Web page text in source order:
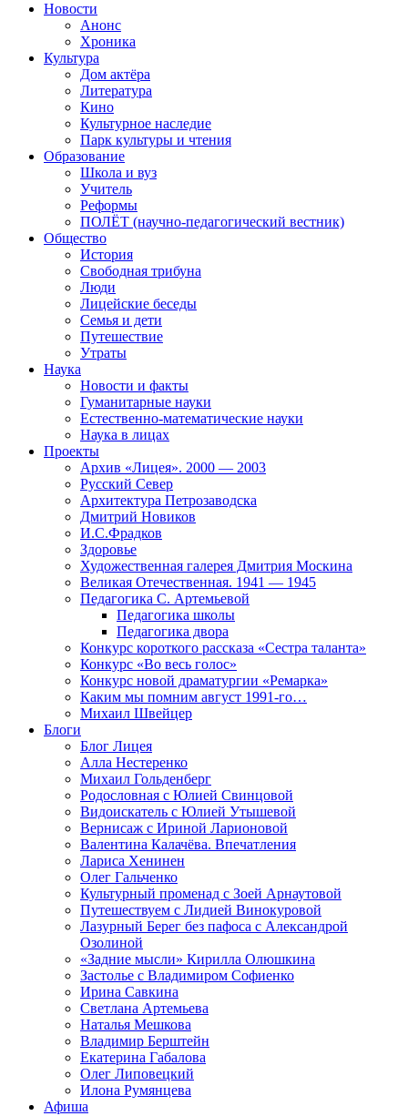
Новости
Анонс
Хроника
Культура
Дом актёра
Литература
Кино
Культурное наследие
Парк культуры и чтения
Образование
Школа и вуз
Учитель
Реформы
ПОЛЁТ (научно-педагогический вестник)
Общество
История
Свободная трибуна
Люди
Лицейские беседы
Семья и дети
Путешествие
Утраты
Наука
Новости и факты
Гуманитарные науки
Естественно-математические науки
Наука в лицах
Проекты
Архив «Лицея». 2000 — 2003
Русский Север
Архитектура Петрозаводска
Дмитрий Новиков
И.С.Фрадков
Здоровье
Художественная галерея Дмитрия Москина
Великая Отечественная. 1941 — 1945
Педагогика С. Артемьевой
Педагогика школы
Педагогика двора
Конкурс короткого рассказа «Сестра таланта»
Конкурс «Во весь голос»
Конкурс новой драматургии «Ремарка»
Каким мы помним август 1991-го…
Михаил Швейцер
Блоги
Блог Лицея
Алла Нестеренко
Михаил Гольденберг
Родословная с Юлией Свинцовой
Видоискатель с Юлией Утышевой
Вернисаж с Ириной Ларионовой
Валентина Калачёва. Впечатления
Лариса Хенинен
Олег Гальченко
Культурный променад с Зоей Арнаутовой
Путешествуем с Лидией Винокуровой
Лазурный Берег без пафоса с Александрой
Озолиной
«Задние мысли» Кирилла Олюшкина
Застолье с Владимиром Софиенко
Ирина Савкина
Светлана Артемьева
Наталья Мешкова
Владимир Берштейн
Екатерина Габалова
Олег Липовецкий
Илона Румянцева
Афиша